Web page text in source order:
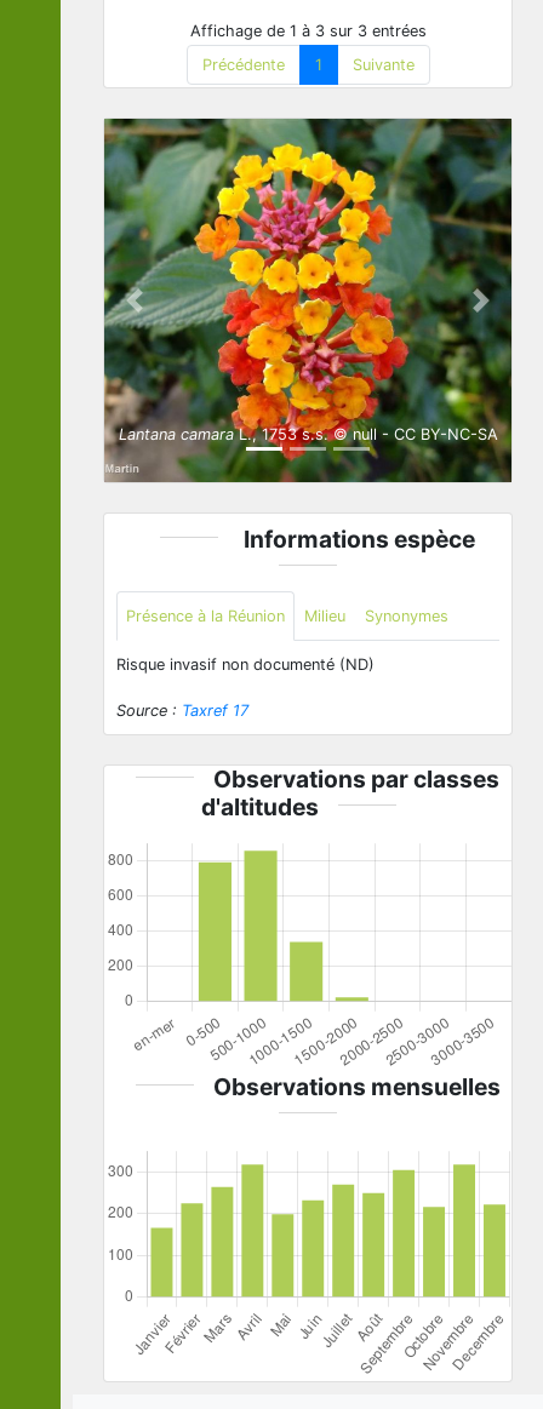
Affichage de 1 à 3 sur 3 entrées
Précédente
1 Suivante
Lantana camaraL., 1753 s.s. © null - CC BY-NC-SA
Previous Next
Informations espèce
Présence à la Réunion Milieu Synonymes
Risque invasif non documenté (ND)
Source : Taxref 17
Observations par classes
d'altitudes
Observations mensuelles